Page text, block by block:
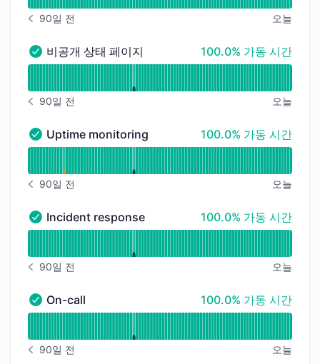
알림 내역 90일 전
90일 전 오늘
비공개 상태 페이지 - 정상
비공개 상태 페이지 100% - 가동 시간
100.0% 가동 시간
알림 내역 90일 전
90일 전 오늘
Uptime monitoring - 정상
Uptime monitoring 100% - 가동 시간
100.0% 가동 시간
알림 내역 90일 전
90일 전 오늘
Incident response - 정상
Incident response 100% - 가동 시간
100.0% 가동 시간
알림 내역 90일 전
90일 전 오늘
On-call - 정상
On-call 100% - 가동 시간
100.0% 가동 시간
알림 내역 90일 전
90일 전 오늘